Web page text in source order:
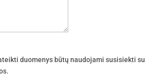
duomenys būtų naudojami susisiekti su